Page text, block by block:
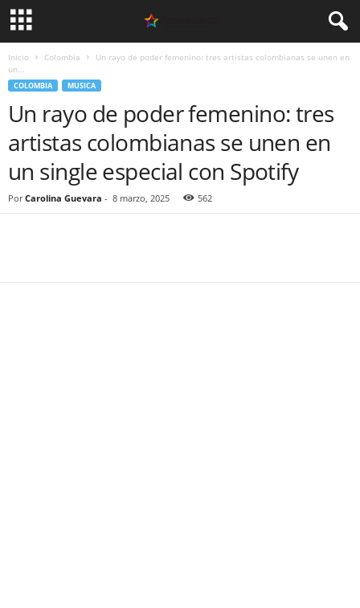
Inicio Colombia
Un rayo de poder femenino: tres artistas colombianas se unen en
un...
COLOMBIA MUSICA
Un rayo de poder femenino: tres
artistas colombianas se unen en
un single especial con Spotify
Por Carolina Guevara - 8 marzo, 2025 562